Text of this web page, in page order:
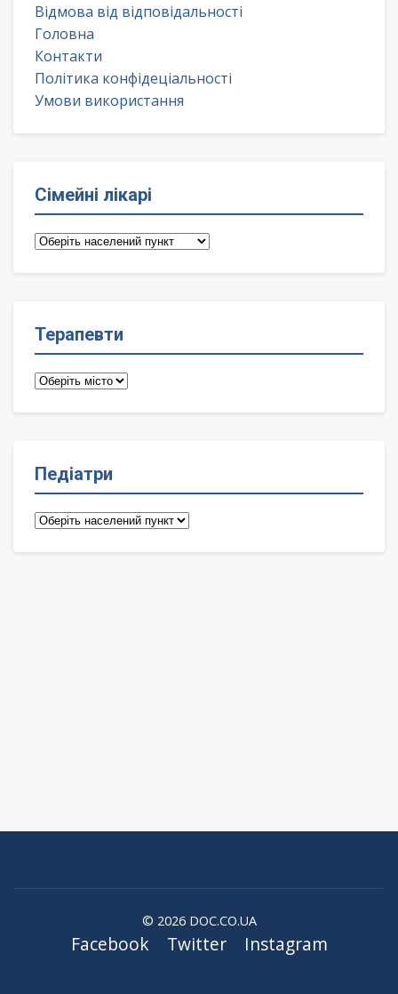
Відмова від відповідальності
Головна
Контакти
Політика конфідеціальності
Умови використання
Сімейні лікарі
Сімейні
Терапевти
Терапевти
Педіатри
Педіатри
© 2026 DOC.CO.UA
Facebook Twitter Instagram